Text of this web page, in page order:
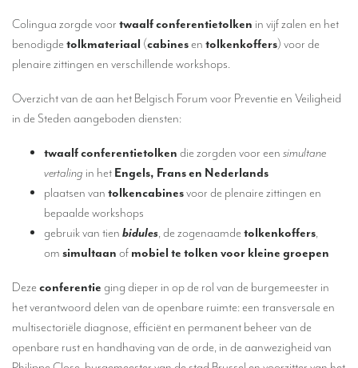
Vertalers voor de toeristische sector
Vertalers voor de pers, lifestyle en communicatiebureaus
OVER COLINGUA
Ons vertaalbureau
Recent
Referenties
TOLKEN
Tolken
Colingua zorgde voor twaalf conferentietolken in vijf zalen en het
benodigde tolkmateriaal (cabinesen tolkenkoffers) voor de
plenaire zittingen en verschillende workshops.
Overzicht van de aan het Belgisch Forum voor Preventie en Veiligheid
in de Steden aangeboden diensten:
twaalf conferentietolken die zorgden voor een simultane
vertaling in het Engels, Frans en Nederlands
plaatsen van tolkencabinesvoor de plenaire zittingen en
bepaalde workshops
gebruik van tien bidules, de zogenaamde tolkenkoffers,
om simultaan of mobiel te tolken voor kleine groepen
Deze conferentie ging dieper in op de rol van de burgemeester in
het verantwoord delen van de openbare ruimte: een transversale en
multisectoriële diagnose, efficiënt en permanent beheer van de
openbare rust en handhaving van de orde, in de aanwezigheid van